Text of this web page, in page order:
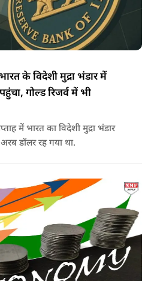
के विदेशी मुद्रा भंडार में
गोल्ड रिजर्व में भी
में भारत का विदेशी मुद्रा भंडार
डॉलर रह गया था.